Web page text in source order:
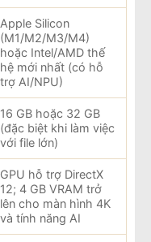
Apple Silicon
(M1/M2/M3/M4)
hoặc Intel/AMD thế
hệ mới nhất (có hỗ
trợ AI/NPU)
16 GB hoặc 32 GB
(đặc biệt khi làm việc
với file lớn)
GPU hỗ trợ DirectX
12; 4 GB VRAM trở
lên cho màn hình 4K
và tính năng AI